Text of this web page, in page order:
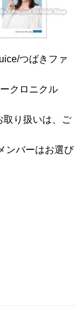
つばきファ
クロニクル
り扱いは、ご
ンバーはお選び